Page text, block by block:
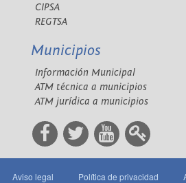
CIPSA
REGTSA
Municipios
Información Municipal
ATM técnica a municipios
ATM jurídica a municipios
Aviso legal Política de privacidad